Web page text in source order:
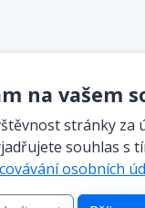
na vašem
stránky za
souhlas s
osobních